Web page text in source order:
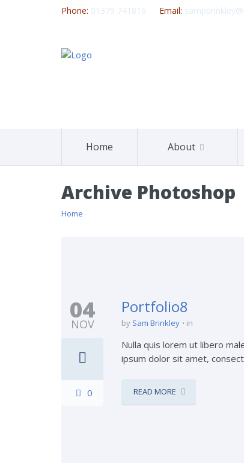
Phone: 01379 741816 Email:
Home About
Archive Photoshop
Home
04
NOV
0
Portfolio8
by Sam Brinkley in
Nulla quis lorem ut libero
ipsum dolor sit amet,
READ MORE